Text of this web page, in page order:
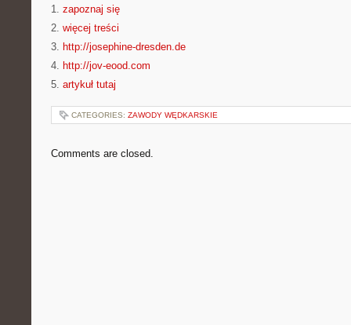
1. zapoznaj się
2. więcej treści
3. http://josephine-dresden.de
4. http://jov-eood.com
5. artykuł tutaj
CATEGORIES: ZAWODY WĘDKARSKIE
Comments are closed.